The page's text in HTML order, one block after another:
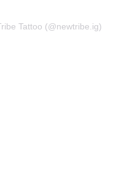
Tattoo (@newtribe.ig)